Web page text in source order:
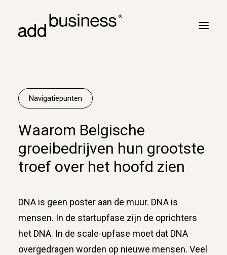
Turbulentie
Vluchtbriefing
Cross border
Klanten
Partners
Logboek
Navigatiepunten
Waarom Belgische
groeibedrijven hun grootste
troef over het hoofd zien
DNA is geen poster aan de muur. DNA is
mensen. In de startupfase zijn de oprichters
het DNA. In de scale-upfase moet dat DNA
overgedragen worden op nieuwe mensen. Veel